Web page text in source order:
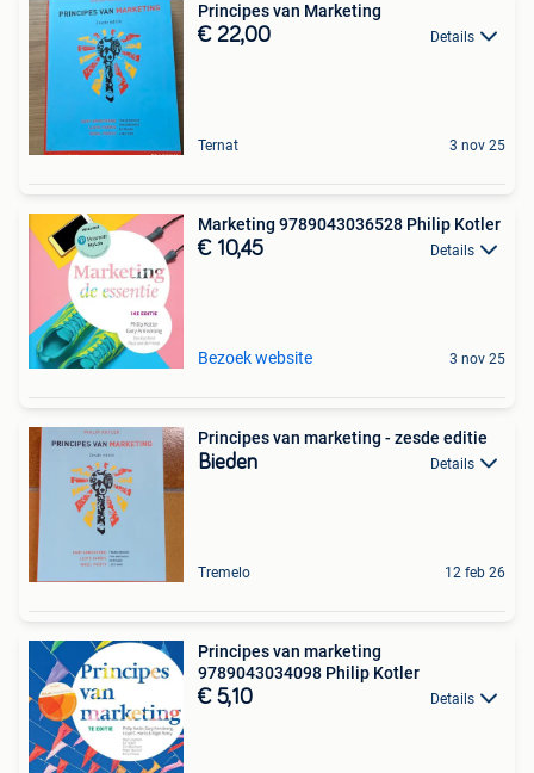
Principes van Marketing
€ 22,00 Details
Ternat 3 nov 25
Marketing 9789043036528 Philip Kotler
€ 10,45 Details
Bezoek website 3 nov 25
Principes van marketing - zesde editie
Bieden Details
Tremelo 12 feb 26
Principes van marketing
9789043034098 Philip Kotler
€ 5,10 Details